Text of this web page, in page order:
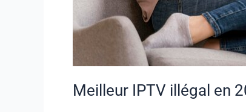
Meilleur IPTV illégal en